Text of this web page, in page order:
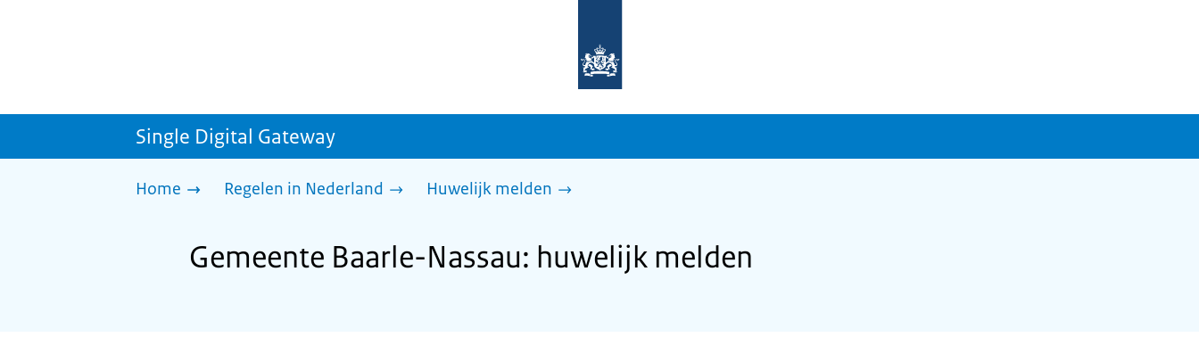
homepage
sdg.rijksoverheid.nl
Single Digital Gateway
Home Regelen in Nederland Huwelijk melden
Gemeente Baarle-Nassau: huwelijk melden